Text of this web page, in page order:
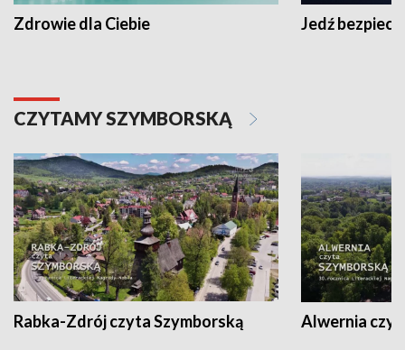
Zdrowie dla Ciebie Jedź
CZYTAMY SZYMBORSKĄ
Rabka-Zdrój czyta Szymborską Alwernia